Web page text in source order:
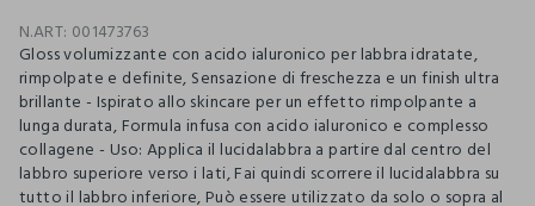
N.ART: 001473763
Gloss volumizzante con acido ialuronico per labbra idratate,
rimpolpate e definite, Sensazione di freschezza e un finish ultra
brillante - Ispirato allo skincare per un effetto rimpolpante a
lunga durata, Formula infusa con acido ialuronico e complesso
collagene - Uso: Applica il lucidalabbra a partire dal centro del
labbro superiore verso i lati, Fai quindi scorrere il lucidalabbra su
tutto il labbro inferiore, Può essere utilizzato da solo o sopra al